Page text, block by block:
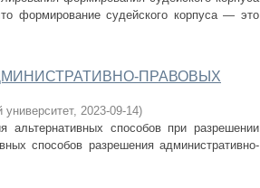
формирование судейского корпуса — это
ПРАВОВЫХ
университет, 2023-09-14)
альтернативных способов при разрешении
способов разрешения административно-